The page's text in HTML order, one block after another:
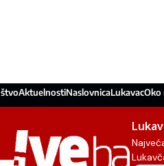
AktuelnostiNaslovnicaLukavacOko